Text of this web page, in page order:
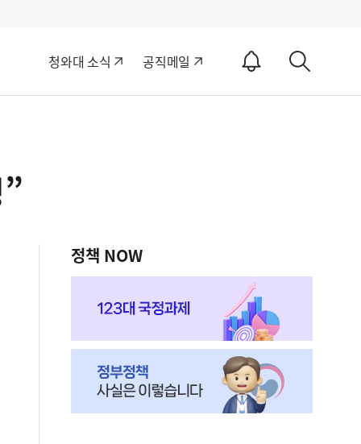
청와대 소식 공직메일
알
ON
세
정책 NOW